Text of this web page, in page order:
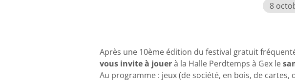
8
Après une 10ème édition du festival gratuit
vous invite à jouerà la Halle Perdtemps à Gex le
Au programme : jeux (de société, en bois, de